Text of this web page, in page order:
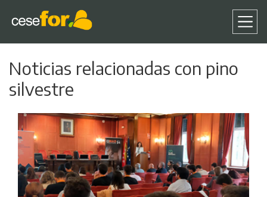
al
Noticias relacionadas con pino
silvestre